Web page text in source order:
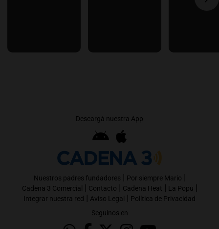
Descargá nuestra App
Nuestros padres fundadores | Por siempre Mario |
Cadena 3 Comercial | Contacto | Cadena Heat | La Popu |
Integrar nuestra red | Aviso Legal | Política de Privacidad
Seguinos en